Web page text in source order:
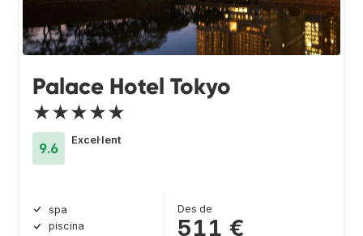
Palace Hotel Tokyo
★★★★★
9.6
Excel·lent
spa
piscina
Des de
511 €